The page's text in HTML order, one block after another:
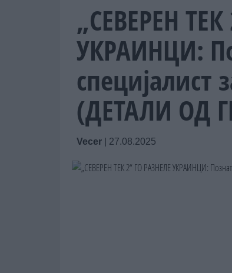
„СЕВЕРЕН
УКРАИНЦИ:
специјалист
(ДЕТАЛИ ОД
Vecer 27.08.2025